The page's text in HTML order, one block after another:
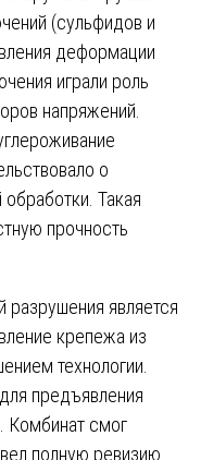
(сульфидов и
деформации
играли роль
напряжений.
о
Такая
прочность
является
крепежа из
технологии.
предъявления
Комбинат смог
полную ревизию